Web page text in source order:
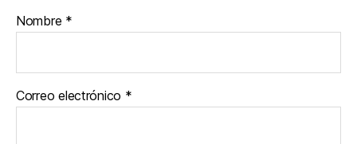
Nombre *
Correo electrónico *